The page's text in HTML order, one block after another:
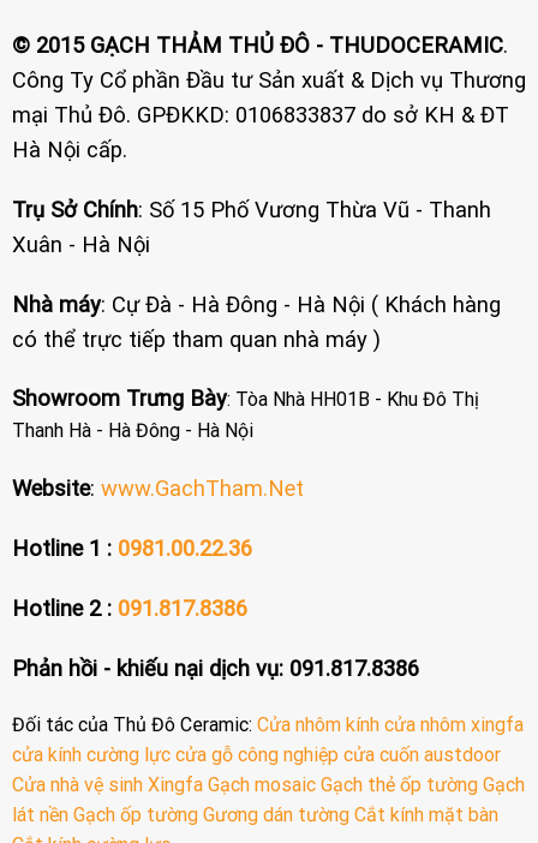
© 2015 GẠCH THẢM THỦ ĐÔ - THUDOCERAMIC.
Công Ty Cổ phần Đầu tư Sản xuất & Dịch vụ Thương
mại Thủ Đô. GPĐKKD: 0106833837 do sở KH & ĐT
Hà Nội cấp.
Trụ Sở Chính: Số 15 Phố Vương Thừa Vũ - Thanh
Xuân - Hà Nội
Nhà máy: Cự Đà - Hà Đông - Hà Nội ( Khách hàng
có thể trực tiếp tham quan nhà máy )
Showroom Trưng Bày: Tòa Nhà HH01B - Khu Đô Thị
Thanh Hà - Hà Đông - Hà Nội
Website: www.GachTham.Net
Hotline 1 : 0981.00.22.36
Hotline 2 : 091.817.8386
Phản hồi - khiếu nại dịch vụ: 091.817.8386
Đối tác của Thủ Đô Ceramic: Cửa nhôm kính cửa nhôm xingfa
cửa kính cường lực cửa gỗ công nghiệp cửa cuốn austdoor
Cửa nhà vệ sinh Xingfa Gạch mosaic Gạch thẻ ốp tường Gạch
lát nền Gạch ốp tường Gương dán tường Cắt kính mặt bàn